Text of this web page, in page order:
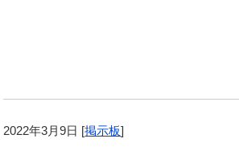
2022年3月9日 [掲示板]